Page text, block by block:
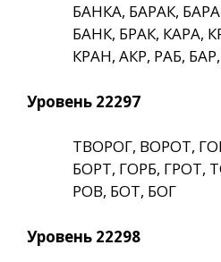
БАНКА, БАРАК,
БАНК, БРАК, КАРА,
КРАН, АКР, РАБ,
Уровень 22297
ТВОРОГ, ВОРОТ,
БОРТ, ГОРБ, ГРОТ,
РОВ, БОТ, БОГ
Уровень 22298